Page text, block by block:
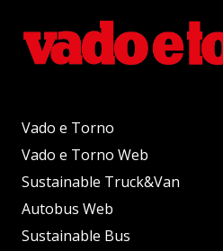
Vado e Torno
Vado e Torno Web
Sustainable Truck&Van
Autobus Web
Sustainable Bus